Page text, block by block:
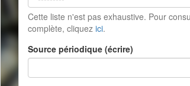
Cette liste n'est pas exhaustive. Pour
complète, cliquez ici.
Source périodique (écrire)